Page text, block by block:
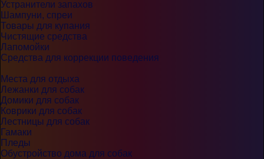
Устранители запахов
Шампуни, спреи
Товары для купания
Чистящие средства
Лапомойки
Средства для коррекции поведения
Места для отдыха
Лежанки для собак
Домики для собак
Коврики для собак
Лестницы для собак
Гамаки
Пледы
Обустройство дома для собак